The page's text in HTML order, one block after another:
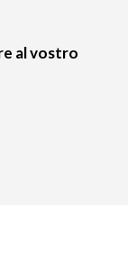
al vostro